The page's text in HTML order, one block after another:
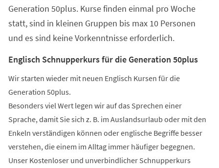
Generation 50plus. Kurse finden einmal pro Woche
statt, sind in kleinen Gruppen bis max 10 Personen
und es sind keine Vorkenntnisse erforderlich.
Englisch Schnupperkurs für die Generation 50plus
Wir starten wieder mit neuen Englisch Kursen für die
Generation 50plus.
Besonders viel Wert legen wir auf das Sprechen einer
Sprache, damit Sie sich z. B. im Auslandsurlaub oder mit den
Enkeln verständigen können oder englische Begriffe besser
verstehen, die einem im Alltag immer häufiger begegnen.
Unser Kostenloser und unverbindlicher Schnupperkurs